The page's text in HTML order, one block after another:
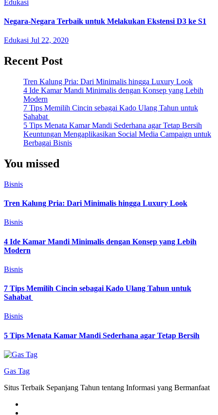
Edukasi
Negara-Negara Terbaik untuk Melakukan Ekstensi D3 ke S1
Edukasi Jul 22, 2020
Recent Post
Tren Kalung Pria: Dari Minimalis hingga Luxury Look
4 Ide Kamar Mandi Minimalis dengan Konsep yang Lebih
Modern
7 Tips Memilih Cincin sebagai Kado Ulang Tahun untuk
Sahabat
5 Tips Menata Kamar Mandi Sederhana agar Tetap Bersih
Keuntungan Mengaplikasikan Social Media Campaign untuk
Berbagai Bisnis
You missed
Bisnis
Tren Kalung Pria: Dari Minimalis hingga Luxury Look
Bisnis
4 Ide Kamar Mandi Minimalis dengan Konsep yang Lebih
Modern
Bisnis
7 Tips Memilih Cincin sebagai Kado Ulang Tahun untuk
Sahabat
Bisnis
5 Tips Menata Kamar Mandi Sederhana agar Tetap Bersih
Gas Tag
Situs Terbaik Sepanjang Tahun tentang Informasi yang Bermanfaat